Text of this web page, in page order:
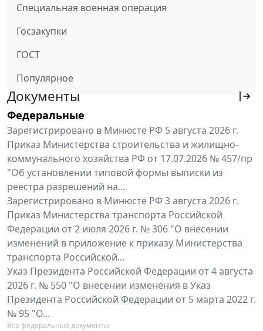
Специальная военная операция
Госзакупки
ГОСТ
Популярное
Документы
Федеральные
Зарегистрировано в Минюсте РФ 5 августа 2026 г.
Приказ Министерства строительства и жилищно-
коммунального хозяйства РФ от 17.07.2026 № 457/пр
"Об установлении типовой формы выписки из
реестра разрешений на...
Зарегистрировано в Минюсте РФ 3 августа 2026 г.
Приказ Министерства транспорта Российской
Федерации от 2 июля 2026 г. № 306 "О внесении
изменений в приложение к приказу Министерства
транспорта Российской...
Указ Президента Российской Федерации от 4 августа
2026 г. № 550 "О внесении изменения в Указ
Президента Российской Федерации от 5 марта 2022 г.
№ 95 "О...
Все федеральные документы